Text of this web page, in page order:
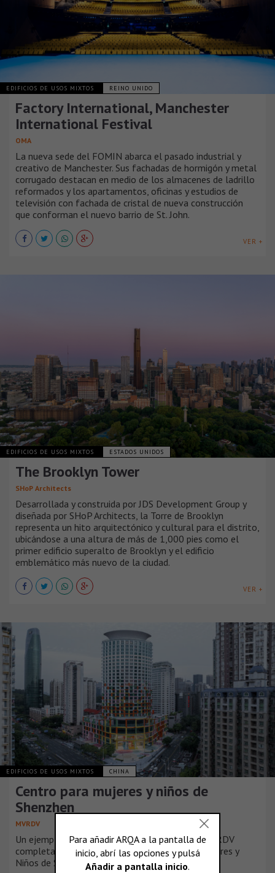
EDIFICIOS DE USOS MIXTOS REINO UNIDO
Factory International, Manchester
International Festival
OMA
La nueva sede del FOMIN abarca el pasado industrial y
creativo de Manchester. Sus fachadas de hormigón y metal
corrugado destacan en medio de los almacenes de ladrillo
reformados y los apartamentos, oficinas y estudios de
televisión con fachada de cristal de nueva construcción
que conforman el nuevo barrio de St. John.
VER +
EDIFICIOS DE USOS MIXTOS ESTADOS UNIDOS
The Brooklyn Tower
SHoP Architects
Desarrollada y construida por JDS Development Group y
diseñada por SHoP Architects, la Torre de Brooklyn
representa un hito arquitectónico y cultural para el distrito,
ubicándose a una altura de más de 1,000 pies como el
primer edificio superalto de Brooklyn y el edificio
emblemático más nuevo de la ciudad.
VER +
EDIFICIOS DE USOS MIXTOS CHINA
Centro para mujeres y niños de
Shenzhen
MVRDV
Un ejemplo pionero de reutilización en China: MVRDV
completa la transformación del Centro para Mujeres y
Niños de Shenzhen